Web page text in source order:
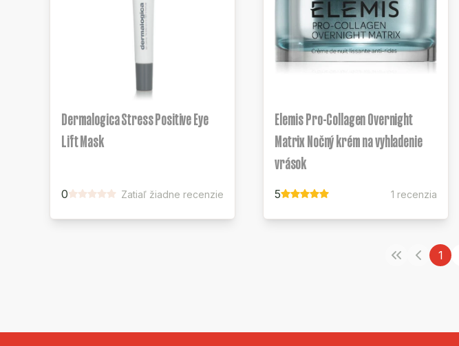
Dermalogica Stress Positive Eye
Lift Mask
0 Zatiaľ žiadne recenzie
Elemis Pro-Collagen Overnight
Matrix Nočný krém na vyhladenie
vrások
5 1 recenzia
1